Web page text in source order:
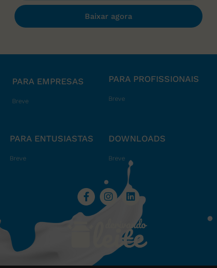
Baixar agora
PARA EMPRESAS
Breve
PARA PROFISSIONAIS
Breve
PARA ENTUSIASTAS
Breve
DOWNLOADS
Breve